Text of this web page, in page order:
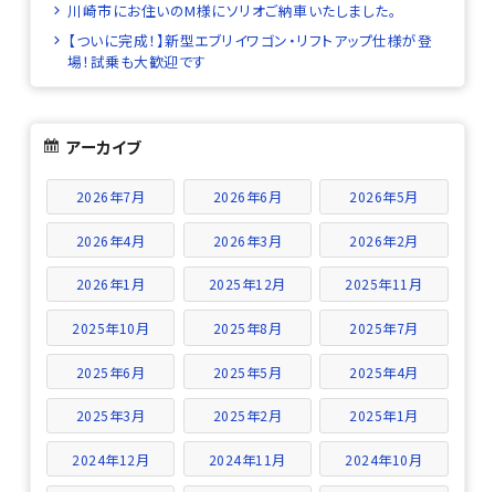
川崎市にお住いのM様にソリオご納車いたしました。
【ついに完成！】新型エブリイワゴン・リフトアップ仕様が登
場！試乗も大歓迎です
アーカイブ
2026年7月 2026年6月 2026年5月
2026年4月 2026年3月 2026年2月
2026年1月 2025年12月 2025年11月
2025年10月 2025年8月 2025年7月
2025年6月 2025年5月 2025年4月
2025年3月 2025年2月 2025年1月
2024年12月 2024年11月 2024年10月